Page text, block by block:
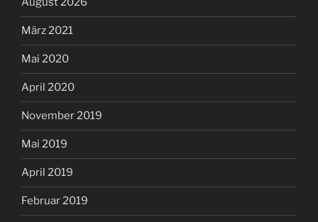
März 2021
Mai 2020
April 2020
November 2019
Mai 2019
April 2019
Februar 2019